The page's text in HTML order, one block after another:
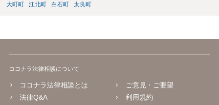
大町町
江北町 白石町 太良町
ココナラ法律相談について
ココナラ法律相談とは
法律Q&A
ご意見・ご要望
利用規約